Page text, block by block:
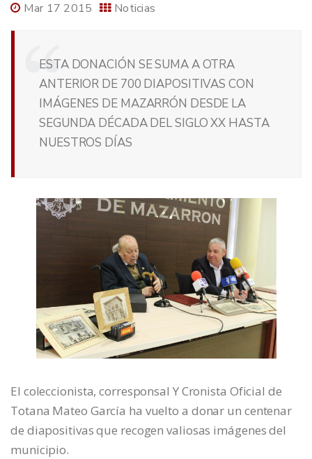
Mar 17 2015 Noticias
ESTA DONACIÓN SE SUMA A OTRA
ANTERIOR DE 700 DIAPOSITIVAS CON
IMÁGENES DE MAZARRÓN DESDE LA
SEGUNDA DÉCADA DEL SIGLO XX HASTA
NUESTROS DÍAS
El coleccionista, corresponsal Y Cronista Oficial de
Totana Mateo García ha vuelto a donar un centenar
de diapositivas que recogen valiosas imágenes del
municipio.